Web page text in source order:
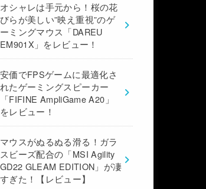
オシャレは手元から！桜の花
びらが美しい”映え重視”のゲ
ーミングマウス「DAREU
EM901X」をレビュー！
安価でFPSゲームに最適化さ
れたゲーミングスピーカー
「FIFINE AmpliGame A20」
をレビュー！
マウスがぬるぬる滑る！ガラ
スビーズ配合の「MSI Agility
GD22 GLEAM EDITION」が凄
すぎた！【レビュー】